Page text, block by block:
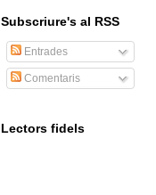
Subscriure's al RSS
Entrades
Comentaris
Lectors fidels